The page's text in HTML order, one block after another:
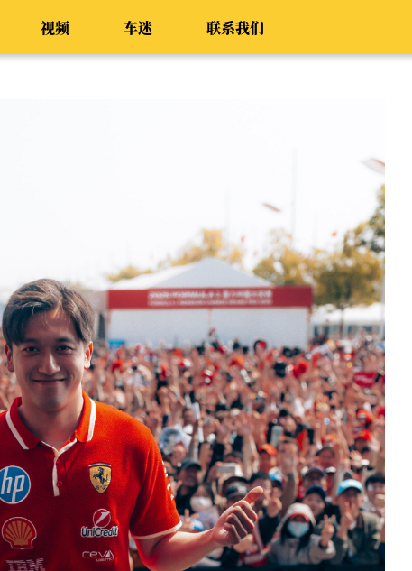
视频 车迷 联系我们